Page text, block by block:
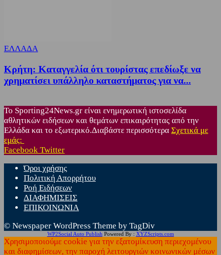
ΕΛΛΑΔΑ
Κρήτη: Καταγγελία ότι τουρίστας επεδίωξε να
χρηματίσει υπάλληλο καταστήματος για να...
Το Sporting24News.gr είναι ενημερωτική ιστοσελίδα
αθλητικών ειδήσεων και θεμάτων επικαιρότητας από την
Ελλάδα και το εξωτερικό.Διαβάστε περισσότερα Σχετικά με
εμάς:
Facebook Twitter
Όροι χρήσης
Πολιτική Απορρήτου
Ροή Ειδήσεων
ΔΙΑΦΗΜΙΣΕΙΣ
ΕΠΙΚΟΙΝΩΝΙΑ
© Newspaper WordPress Theme by TagDiv
WP2Social Auto Publish Powered By : XYZScripts.com
Χρησιμοποιούμε cookie για την εξατομίκευση περιεχομένου
και διαφημίσεων, την παροχή λειτουργιών κοινωνικών μέσων